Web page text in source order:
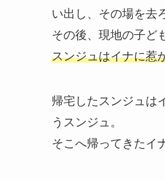
い出し、その場を去
その後、現地の子ど
スンジュはイナに惹
帰宅したスンジュは
うスンジュ。
そこへ帰ってきたイ